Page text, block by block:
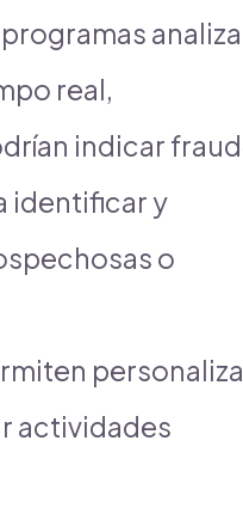
real,
indicar
identificar y
o
actividades